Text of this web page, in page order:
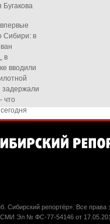
Сибири: в
в
вводили
задержали
что
Сибирский репортёр». Все
СМИ Эл № ФС-77-54146 от